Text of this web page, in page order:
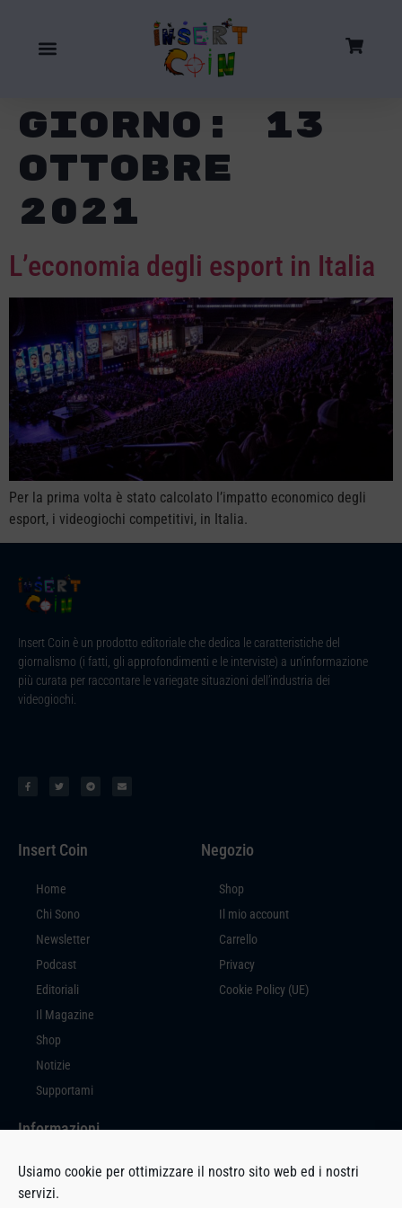
Usiamo cookie per ottimizzare il nostro sito web ed i nostri
servizi.
Giorno: 13
Ottobre
2021
L’economia degli esport in Italia
Per la prima volta è stato calcolato l’impatto economico degli
esport, i videogiochi competitivi, in Italia.
Insert Coin è un prodotto editoriale che dedica le caratteristiche del
giornalismo (i fatti, gli approfondimenti e le interviste) a un’informazione
più curata per raccontare le variegate situazioni dell’industria dei
videogiochi.
Insert Coin
Home
Chi Sono
Newsletter
Podcast
Editoriali
Il Magazine
Shop
Notizie
Supportami
Negozio
Shop
Il mio account
Carrello
Privacy
Cookie Policy (UE)
Informazioni
Insert Coin è un prodotto editoriale a cura di Massimiliano Di Marco, con
sede in Via Milano, 94 – 27029 Vigevano (PV).